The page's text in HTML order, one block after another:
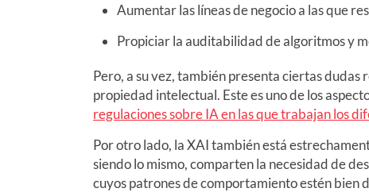
Aumentar las líneas de negocio a las que
Propiciar la auditabilidad de algoritmos y
Pero, a su vez, también presenta ciertas
propiedad intelectual. Este es uno de los
regulaciones sobre IA en las que trabajan los
Por otro lado, la XAI también está
siendo lo mismo, comparten la necesidad de
cuyos patrones de comportamiento estén bien